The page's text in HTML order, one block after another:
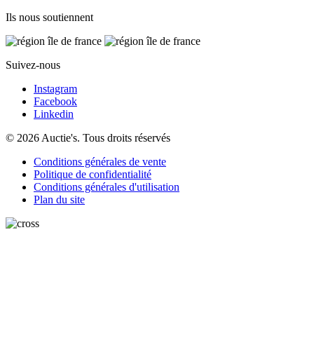
Ils nous soutiennent
Suivez-nous
Instagram
Facebook
Linkedin
© 2026 Auctie's. Tous droits réservés
Conditions générales de vente
Politique de confidentialité
Conditions générales d'utilisation
Plan du site